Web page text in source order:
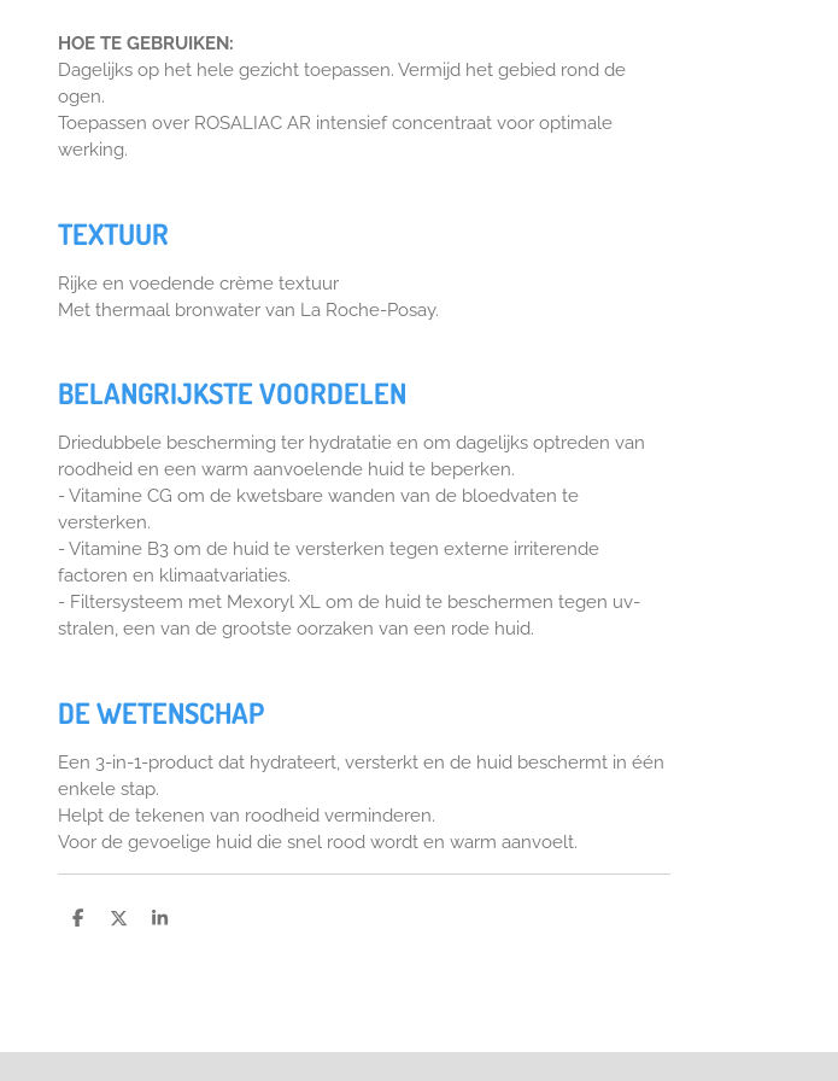
HOE TE GEBRUIKEN:
Dagelijks op het hele gezicht toepassen. Vermijd het gebied rond de
ogen.
Toepassen over ROSALIAC AR intensief concentraat voor optimale
werking.
TEXTUUR
Rijke en voedende crème textuur
Met thermaal bronwater van La Roche-Posay.
BELANGRIJKSTE VOORDELEN
Driedubbele bescherming ter hydratatie en om dagelijks optreden van
roodheid en een warm aanvoelende huid te beperken.
- Vitamine CG om de kwetsbare wanden van de bloedvaten te
versterken.
- Vitamine B3 om de huid te versterken tegen externe irriterende
factoren en klimaatvariaties.
- Filtersysteem met Mexoryl XL om de huid te beschermen tegen uv-
stralen, een van de grootste oorzaken van een rode huid.
DE WETENSCHAP
Een 3-in-1-product dat hydrateert, versterkt en de huid beschermt in één
enkele stap.
Helpt de tekenen van roodheid verminderen.
Voor de gevoelige huid die snel rood wordt en warm aanvoelt.
D
D
S